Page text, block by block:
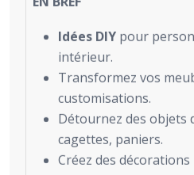
Idées DIY pour
intérieur.
Transformez vos
customisations.
Détournez des objets
cagettes, paniers.
Créez des